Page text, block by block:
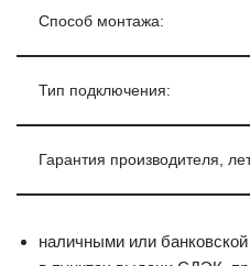
Способ монтажа:
Тип подключения:
Гарантия производителя,
наличными или